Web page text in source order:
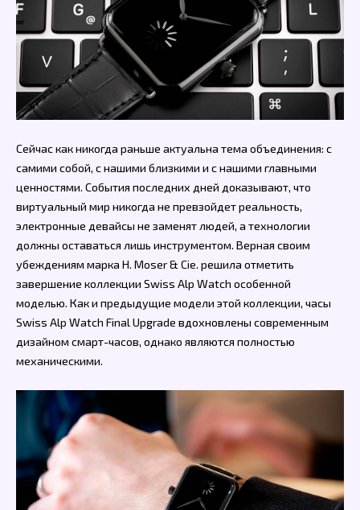
Сейчас как никогда раньше актуальна тема объединения: с
самими собой, с нашими близкими и с нашими главными
ценностями. События последних дней доказывают, что
виртуальный мир никогда не превзойдет реальность,
электронные девайсы не заменят людей, а технологии
должны оставаться лишь инструментом. Верная своим
убеждениям марка H. Moser & Cie. решила отметить
завершение коллекции Swiss Alp Watch особенной
моделью. Как и предыдущие модели этой коллекции, часы
Swiss Alp Watch Final Upgrade вдохновлены современным
дизайном смарт-часов, однако являются полностью
механическими.